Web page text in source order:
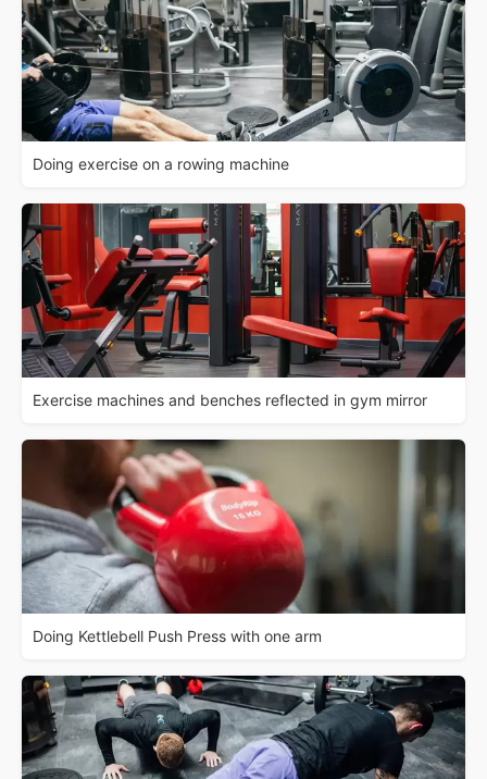
Doing exercise on a rowing machine
Exercise machines and benches reflected in gym mirror
Doing Kettlebell Push Press with one arm